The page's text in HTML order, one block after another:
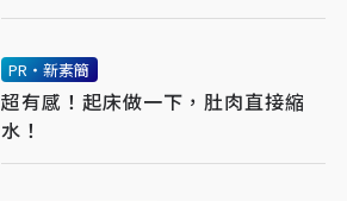
PR・新素簡
超有感！起床做一下，肚肉直接縮
水！